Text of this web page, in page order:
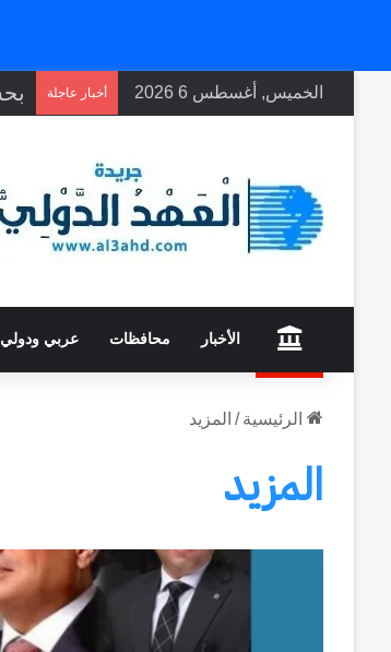
الخميس, أغسطس 6 2026 أخبار عاجلة
الأخبار محافظات عربي ودولي
الرئيسية / المزيد
المزيد